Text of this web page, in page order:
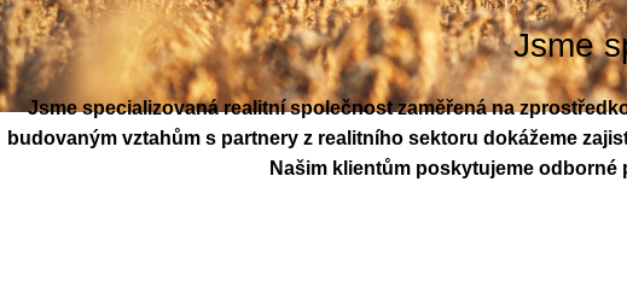
Jsme
Jsme specializovaná realitní společnost zaměřená na
budovaným vztahům s partnery z realitního sektoru dokážeme
Našim klientům poskytujeme